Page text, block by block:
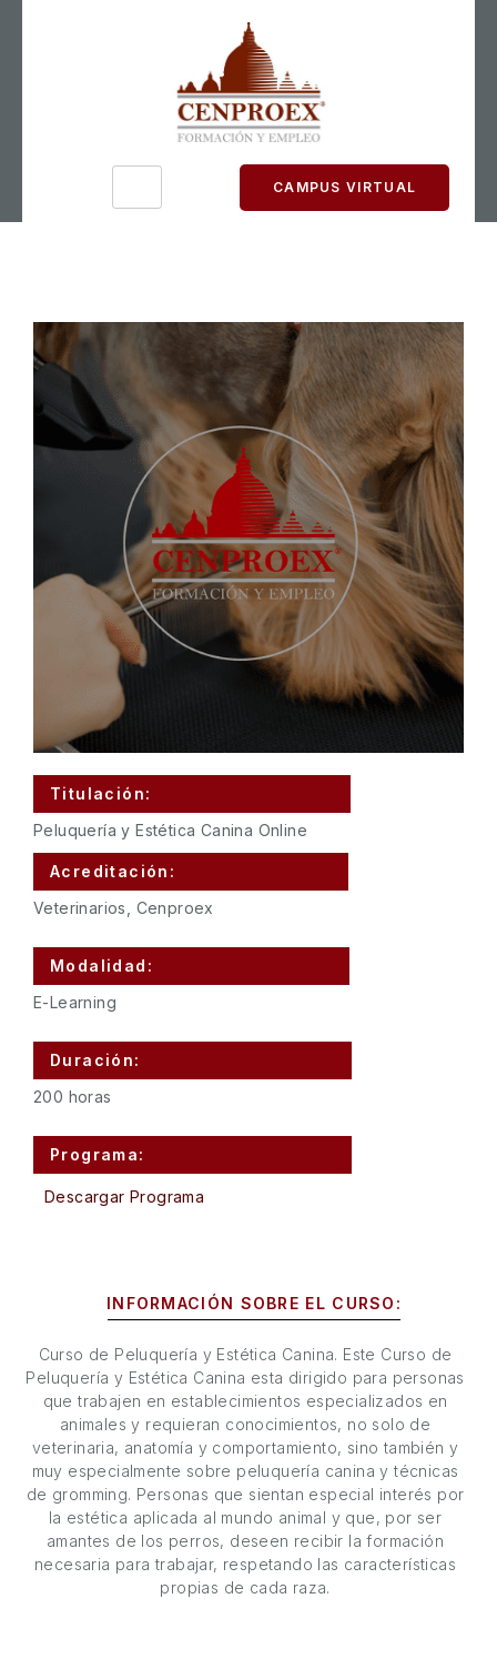
CAMPUS VIRTUAL
Titulación:
Peluquería y Estética Canina Online
Acreditación:
Veterinarios, Cenproex
Modalidad:
E-Learning
Duración:
200 horas
Programa:
Descargar Programa
INFORMACIÓN SOBRE EL CURSO:
Curso de Peluquería y Estética Canina. Este Curso de
Peluquería y Estética Canina esta dirigido para personas
que trabajen en establecimientos especializados en
animales y requieran conocimientos, no solo de
veterinaria, anatomía y comportamiento, sino también y
muy especialmente sobre peluquería canina y técnicas
de gromming. Personas que sientan especial interés por
la estética aplicada al mundo animal y que, por ser
amantes de los perros, deseen recibir la formación
necesaria para trabajar, respetando las características
propias de cada raza.